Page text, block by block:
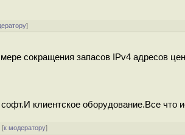
]
сокращения запасов IPv4 адресов
клиентское оборудование.Все что
к модератору]